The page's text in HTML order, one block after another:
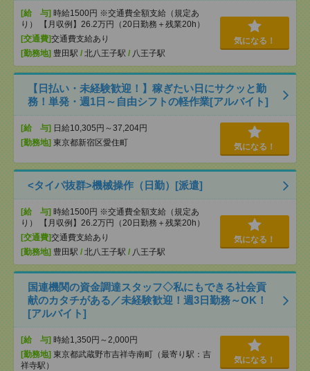
[給 与] 時給1500円 ※交通費全額支給（規定あ
り） 【月収例】26.2万円（20日勤務＋残業20h）
[交通費]交通費支給あり
[勤務地] 豊田駅 / 北八王子駅 / 八王子駅
気になる！
【日払い・未経験歓迎！】稼ぎたい日にサクッと勤
務！単発・週1日～自由シフトの軽作業[アルバイト]
[給 与] 日給10,305円～37,204円
[勤務地] 東京都新宿区愛住町 気になる！
<タイパ抜群>機械操作（日勤）[派遣]
[給 与] 時給1500円 ※交通費全額支給（規定あ
り） 【月収例】26.2万円（20日勤務＋残業20h）
[交通費]交通費支給あり
[勤務地] 豊田駅 / 北八王子駅 / 八王子駅
気になる！
国連機関の資金調達スタッフ◇私にもできる社会貢
献のカタチがある／未経験歓迎！週3日勤務～OK！
[アルバイト]
[給 与] 時給1,350円～2,000円
[勤務地] 東京都武蔵野市吉祥寺南町（最寄り駅：吉
祥寺駅）
気になる！